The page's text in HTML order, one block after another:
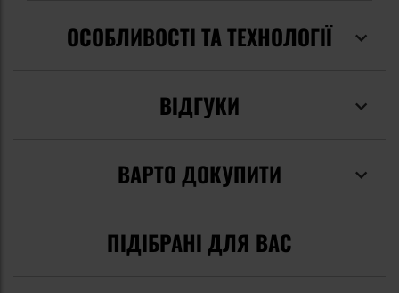
ОСОБЛИВОСТІ ТА ТЕХНОЛОГІЇ
ВІДГУКИ
ВАРТО ДОКУПИТИ
ПІДІБРАНІ ДЛЯ ВАС